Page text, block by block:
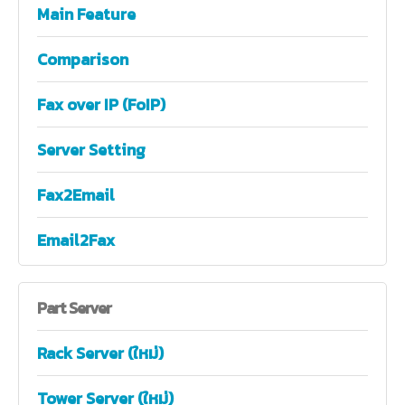
Main Feature
Comparison
Fax over IP (FoIP)
Server Setting
Fax2Email
Email2Fax
PartServer
Rack Server (ใหม่)
Tower Server (ใหม่)